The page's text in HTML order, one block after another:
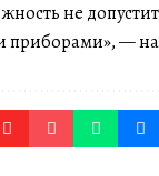
не
приборами», —